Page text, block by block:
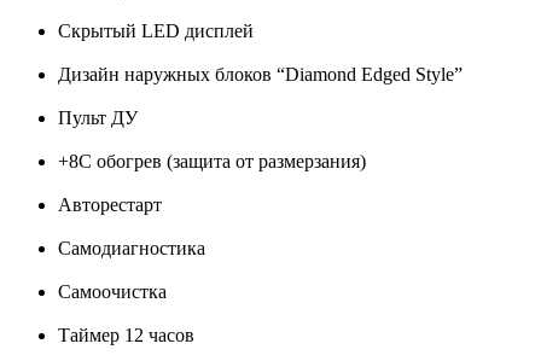
Скрытый LED дисплей
Дизайн наружных блоков “Diamond Edged Style”
Пульт ДУ
+8С обогрев (защита от размерзания)
Авторестарт
Самодиагностика
Самоочистка
Таймер 12 часов